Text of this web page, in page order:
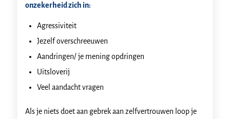
onzekerheid zich in:
Agressiviteit
Jezelf overschreeuwen
Aandringen/ je mening opdringen
Uitsloverij
Veel aandacht vragen
Als je niets doet aan gebrek aan zelfvertrouwen loop je